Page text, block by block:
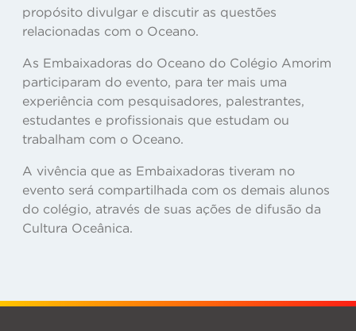
propósito divulgar e discutir as questões
relacionadas com o Oceano.
As Embaixadoras do Oceano do Colégio Amorim
participaram do evento, para ter mais uma
experiência com pesquisadores, palestrantes,
estudantes e profissionais que estudam ou
trabalham com o Oceano.
A vivência que as Embaixadoras tiveram no
evento será compartilhada com os demais alunos
do colégio, através de suas ações de difusão da
Cultura Oceânica.